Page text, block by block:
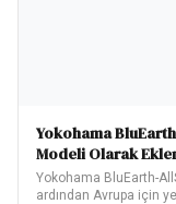
Yokohama
Modeli Olarak
Yokohama BluEarth-
ardından Avrupa için